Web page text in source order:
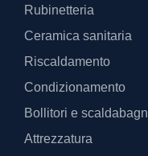
Rubinetteria
Ceramica sanitaria
Riscaldamento
Condizionamento
Bollitori e
Attrezzatura